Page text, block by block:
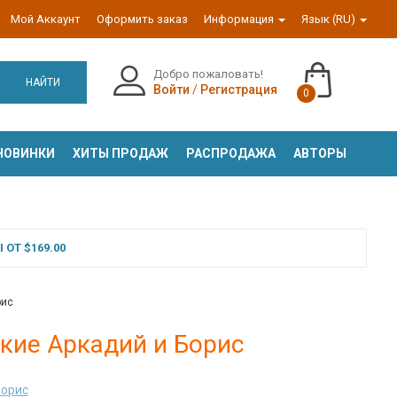
Мой Аккаунт Оформить заказ Информация Язык (RU)
НАЙТИ
Добро пожаловать!
Войти / Регистрация 0
ХИТЫ ПРОДАЖ РАСПРОДАЖА АВТОРЫ
$169.00
Аркадий и Борис